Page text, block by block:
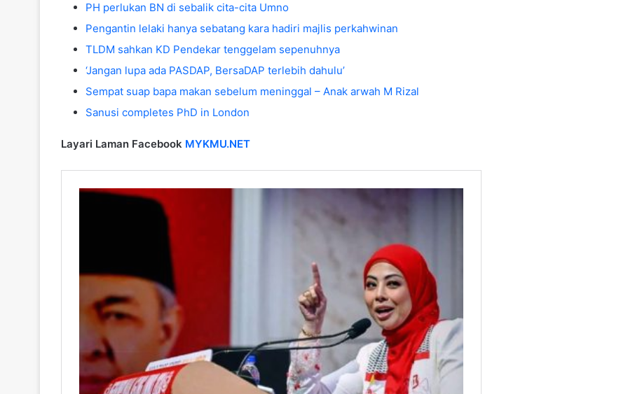
PH perlukan BN di sebalik cita-cita Umno
Pengantin lelaki hanya sebatang kara hadiri majlis perkahwinan
TLDM sahkan KD Pendekar tenggelam sepenuhnya
‘Jangan lupa ada PASDAP, BersaDAP terlebih dahulu’
Sempat suap bapa makan sebelum meninggal – Anak arwah M Rizal
Sanusi completes PhD in London
Layari Laman Facebook MYKMU.NET